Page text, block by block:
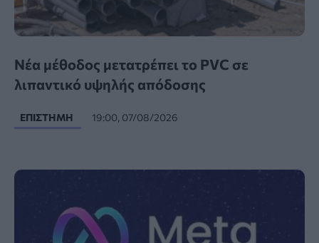
Νέα μέθοδος μετατρέπει το PVC σε
λιπαντικό υψηλής απόδοσης
ΕΠΙΣΤΉΜΗ 19:00, 07/08/2026